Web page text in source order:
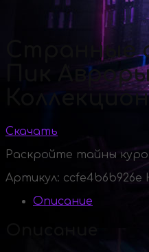
Странные
Пик
Скачать
Раскройте тайны
Артикул: ccfe4b6b926e
Описание